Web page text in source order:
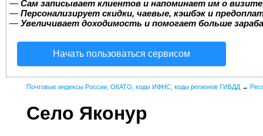
— Сам записывает клиентов и напоминает им о
— Персонализирует скидки, чаевые, кэшбэк и
— Увеличивает доходимость и помогает больше
Начать пользоваться сервисом
Почтовые индексы России, ОКАТО, коды ИФНС, коды регионов ГИБДД →
Село Яконур